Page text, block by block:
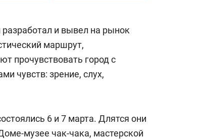
и вывел на рынок
маршрут,
прочувствовать город с
чувств: зрение, слух,
6 и 7 марта. Длятся они
музее чак-чака, мастерской
и Face
будет
Рекомендуем
Опыт выживания в дикой
состоянием как основа
антихрупких команд